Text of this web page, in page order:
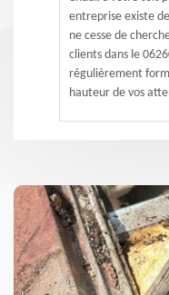
entreprise existe
ne cesse de
clients dans le
régulièrement
hauteur de vos